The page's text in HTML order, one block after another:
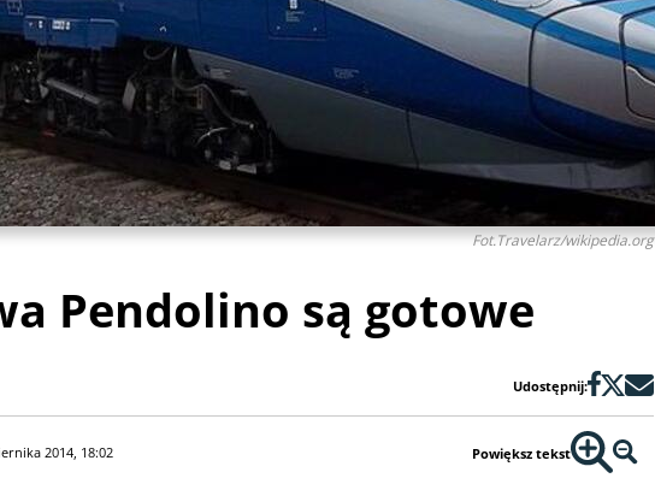
Fot.Travelarz/wikipedia.org
Pendolino są gotowe
Udostępnij:
2014, 18:02 Powiększ tekst